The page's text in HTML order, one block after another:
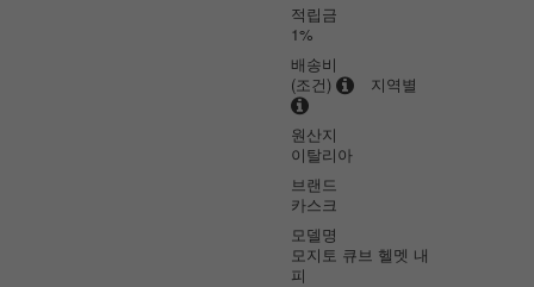
적립금
1%
배송비
(조건)
지역별
원산지
이탈리아
브랜드
카스크
모델명
모지토 큐브 헬멧 내
피